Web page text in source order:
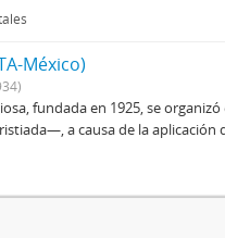
México)
fundada en 1925, se
a causa de la aplicación